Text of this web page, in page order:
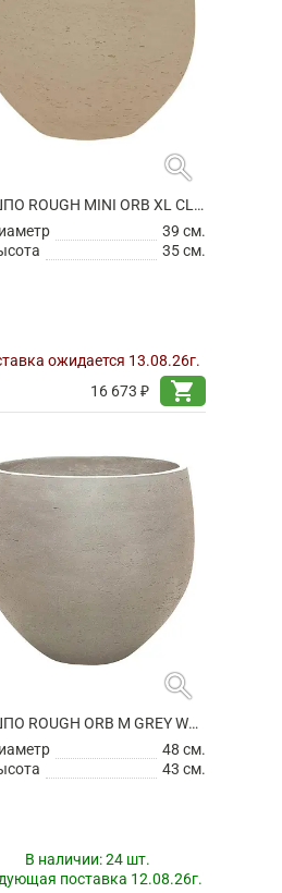
search
КАШПО ROUGH MINI ORB XL CLAY WASHED
39 см.
35 см.
ожидается 13.08.26г.
16 673 ₽
shopping_cart
search
КАШПО ROUGH ORB M GREY WASHED
48 см.
43 см.
В наличии:24 шт.
поставка 12.08.26г.